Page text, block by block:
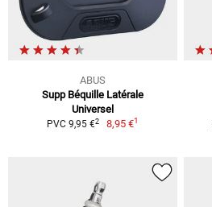
ABUS
Supp Béquille Latérale
Universel
PVC 9,95 €2 8,95 €1